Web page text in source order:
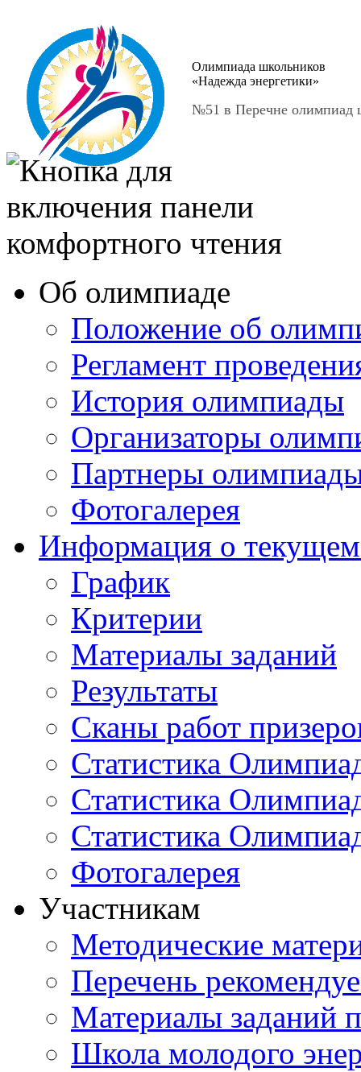
Олимпиада школьников
«Надежда энергетики»
№51 в Перечне олимпиад
Об олимпиаде
Положение об
Регламент
История олимпиады
Организаторы
Партнеры
Фотогалерея
Информация о текущем
График
Критерии
Материалы заданий
Результаты
Сканы работ
Статистика
Статистика
Статистика
Фотогалерея
Участникам
Методические
Перечень
Материалы заданий
Школа молодого